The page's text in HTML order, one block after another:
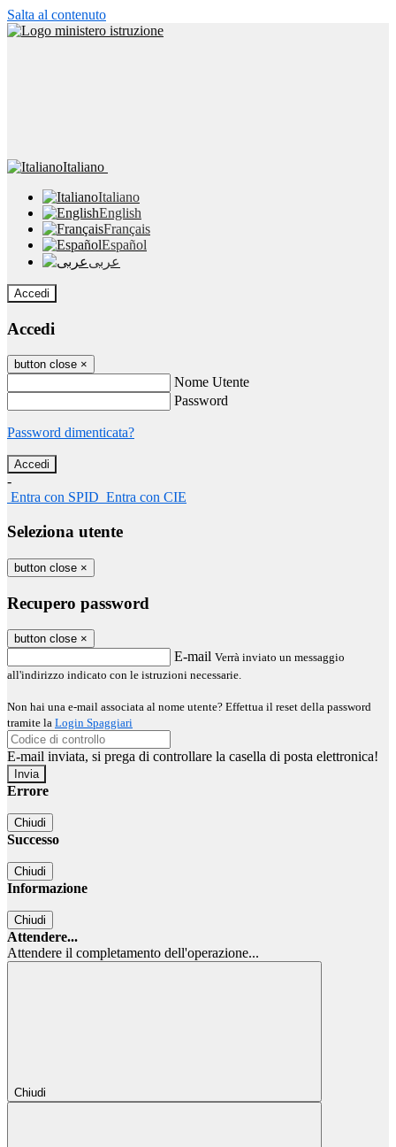
Salta al contenuto
Italiano
Italiano
English
Français
Español
عربى
Accedi
Accedi
button close ×
Nome Utente
Password
Password dimenticata?
-
Entra con SPID Entra con CIE
Seleziona utente
button close ×
Recupero password
button close ×
E-mail Verrà inviato un messaggio
all'indirizzo indicato con le istruzioni necessarie.
Non hai una e-mail associata al nome utente? Effettua il reset della password
tramite la Login Spaggiari
E-mail inviata, si prega di controllare la casella di posta elettronica!
Errore
Chiudi
Successo
Chiudi
Informazione
Chiudi
Attendere...
Attendere il completamento dell'operazione...
Chiudi